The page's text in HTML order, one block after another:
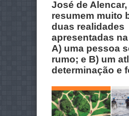
José de Alencar,
resumem muito
duas realidades
apresentadas
A) uma pessoa
rumo; e B) um
determinação e